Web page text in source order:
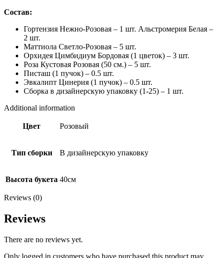
Состав:
Гортензия Нежно-Розовая – 1 шт. Альстромерия Белая –
2 шт.
Маттиола Светло-Розовая – 5 шт.
Орхидея Цимбидиум Бордовая (1 цветок) – 3 шт.
Роза Кустовая Розовая (50 см.) – 5 шт.
Писташ (1 пучок) – 0.5 шт.
Эвкалипт Цинерия (1 пучок) – 0.5 шт.
Сборка в дизайнерскую упаковку (1-25) – 1 шт.
Additional information
Цвет Розовый
Тип сборки В дизайнерскую упаковку
Высота букета 40см
Reviews (0)
Reviews
There are no reviews yet.
Only logged in customers who have purchased this product may